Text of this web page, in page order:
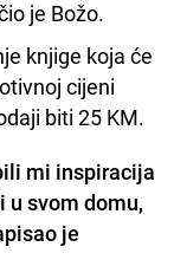
je Božo.
knjige koja će
cijeni
biti 25 KM.
mi inspiracija
svom domu,
je